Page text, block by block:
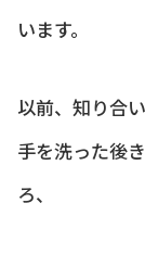
います。
以前、知り合
手を洗った後
ろ、